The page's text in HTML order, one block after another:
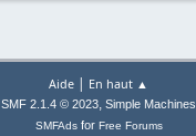
Aide | En haut ▲
SMF 2.1.4 © 2023, Simple Machines
SMFAdsfor Free Forums